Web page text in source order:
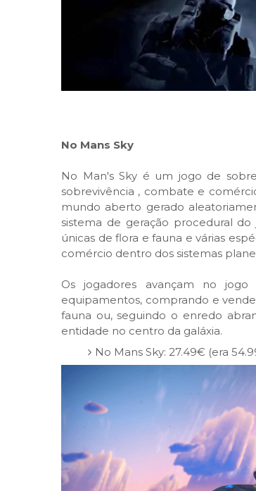
No Mans Sky
No Man's Sky é um jogo de
sobrevivência , combate e
mundo aberto gerado
sistema de geração procedural
únicas de flora e fauna e várias
comércio dentro dos sistemas
Os jogadores avançam no
equipamentos, comprando e
fauna ou, seguindo o enredo
entidade no centro da galáxia.
No Mans Sky: 27.49€ (era